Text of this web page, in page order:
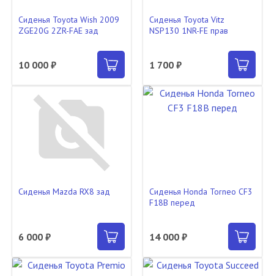
Сиденья Toyota Wish 2009
ZGE20G 2ZR-FAE зад
10 000 ₽
Сиденья Toyota Vitz
NSP130 1NR-FE прав
1 700 ₽
Сиденья Mazda RX8 зад
6 000 ₽
Сиденья Honda Torneo CF3
F18B перед
14 000 ₽